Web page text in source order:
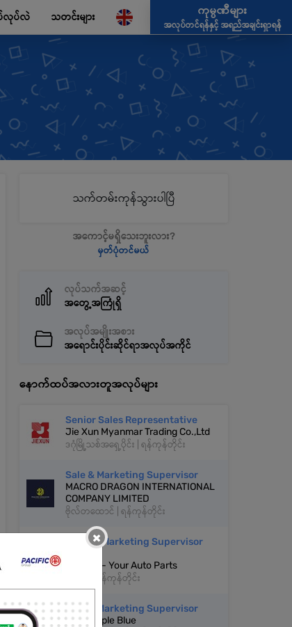
ပ်လဲ သတင်းများ
ကုမ္ပဏီများ
အလုပ်တင်ရန်နှင့် အရည်အချင်းရှာရန်
သက်တမ်းကုန်သွားပါပြီ
အကောင့်မရှိသေးဘူးလား?
မှတ်ပုံတင်မယ်
လုပ်သက်အဆင့်
အတွေ့အကြုံရှိ
အလုပ်အမျိုးအစား
အရောင်းပိုင်းဆိုင်ရာအလုပ်အကိုင်
နောက်ထပ်အလားတူအလုပ်များ
Senior Sales Representative
Jie Xun Myanmar Trading Co.,Ltd
ဒဂုံမြို့သစ်အရှေ့ပိုင်း | ရန်ကုန်တိုင်း
Sale & Marketing Supervisor
MACRO DRAGON INTERNATIONAL
COMPANY LIMITED
ဗိုလ်တထောင် | ရန်ကုန်တိုင်း
Sales & Marketing Supervisor
LooSoo - Your Auto Parts
တာမွေ | ရန်ကုန်တိုင်း
Sale & Marketing Supervisor
Pink Purple Blue
×